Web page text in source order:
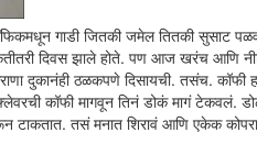
गाडी जितकी जमेल तितकी सुसाट
दिवस झाले होते. पण आज खरंच आणि
दुकानंही ठळकपणे दिसायची. तसंच.
कॉफी मागवून तिनं डोकं मागं टेकवलं.
तसं मनात शिरावं आणि एकेक